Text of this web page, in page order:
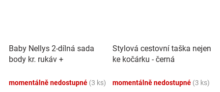
Baby Nellys 2-dílná sada
body kr. rukáv +
Little Star
momentálně nedostupné (3 ks)
Stylová cestovní taška nejen
ke kočárku - černá
momentálně nedostupné (3 ks)